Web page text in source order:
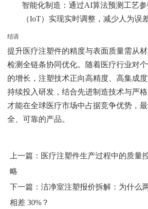
智能化制造 ：通过AI算法预测工艺
（IoT）实现实时调整，减少人为误差
结语
提升医疗注塑件的精度与表面质量需从材
检测全链条协同优化。随着医疗行业对
的增长，注塑技术正向高精度、高集成
持续投入研发，结合先进制造技术与严格
才能在全球医疗市场中占据竞争优势，
全、可靠的产品。
上一篇： 医疗注塑件生产过程中的质量
略
下一篇： 洁净室注塑报价拆解：为什么
相差 30%？